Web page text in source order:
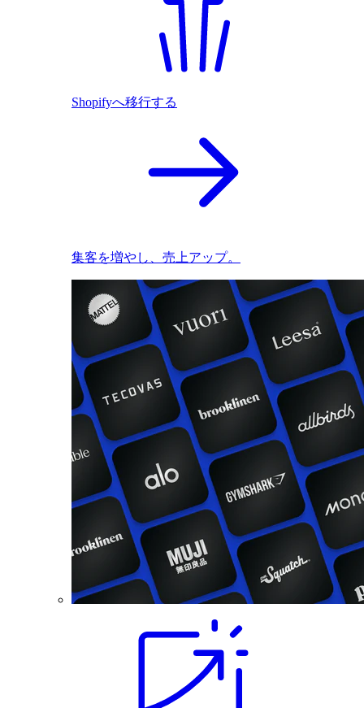
Shopifyへ移行する
集客を増やし、売上アップ。